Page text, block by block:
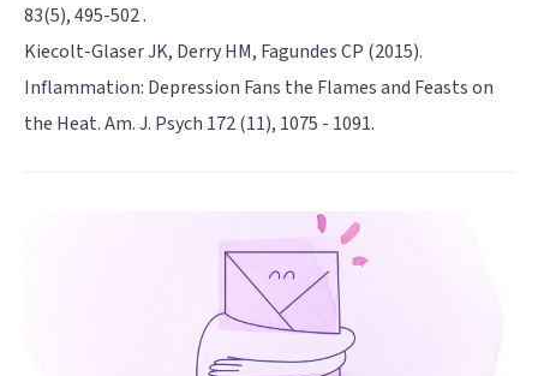
83(5), 495-502 .
Kiecolt-Glaser JK, Derry HM, Fagundes CP (2015).
Inflammation: Depression Fans the Flames and Feasts on
the Heat. Am. J. Psych 172 (11), 1075 - 1091.